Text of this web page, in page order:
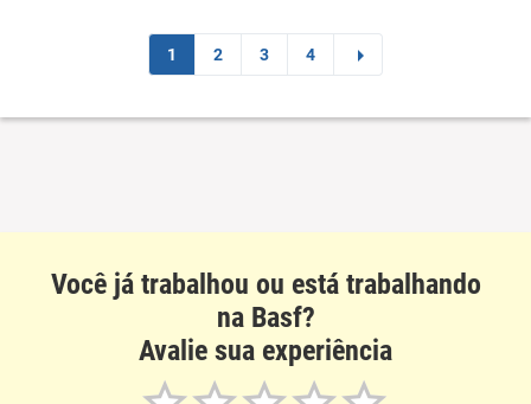
Não recomenda esta empresa
1 2 3 4
Você já trabalhou ou está trabalhando
na Basf?
Avalie sua experiência